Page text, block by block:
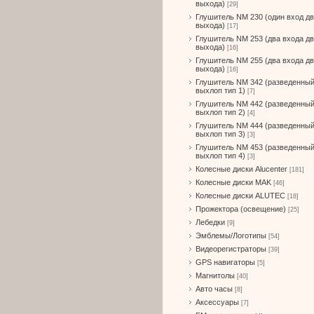
выхода) [29]
Глушитель NM 230 (один вход
выхода) [17]
Глушитель NM 253 (два входа
выхода) [16]
Глушитель NM 255 (два входа
выхода) [16]
Глушитель NM 342 (разведенный
выхлоп тип 1) [7]
Глушитель NM 442 (разведенный
выхлоп тип 2) [4]
Глушитель NM 444 (разведенный
выхлоп тип 3) [3]
Глушитель NM 453 (разведенный
выхлоп тип 4) [3]
Колесные диски Alucenter [181]
Колесные диски MAK [46]
Колесные диски ALUTEC [18]
Прожектора (освещение) [25]
Лебедки [9]
Эмблемы/Логотипы [54]
Видеорегистраторы [39]
GPS навигаторы [5]
Магнитолы [40]
Авто часы [8]
Аксессуары [7]